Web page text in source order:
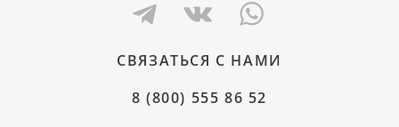
СВЯЗАТЬСЯ С НАМИ
8 (800) 555 86 52